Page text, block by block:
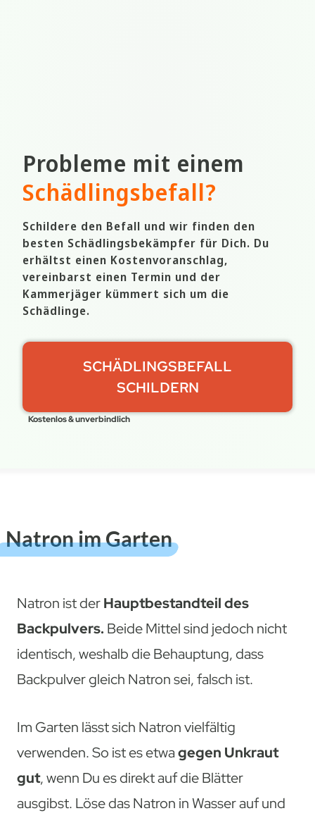
Probleme mit einem
Schädlingsbefall?
Schildere den Befall und wir finden den
besten Schädlingsbekämpfer für Dich. Du
erhältst einen Kostenvoranschlag,
vereinbarst einen Termin und der
Kammerjäger kümmert sich um die
Schädlinge.
SCHÄDLINGSBEFALL
SCHILDERN
Kostenlos & unverbindlich
Natron im Garten
Natron ist derHauptbestandteil des
Backpulvers. Beide Mittel sind jedoch nicht
identisch, weshalb die Behauptung, dass
Backpulver gleich Natron sei, falsch ist.
Im Garten lässt sich Natron vielfältig
verwenden. So ist es etwagegen Unkraut
gut, wenn Du es direkt auf die Blätter
ausgibst. Löse das Natron in Wasser auf und